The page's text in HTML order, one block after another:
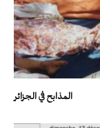
المذابح في الجزائر